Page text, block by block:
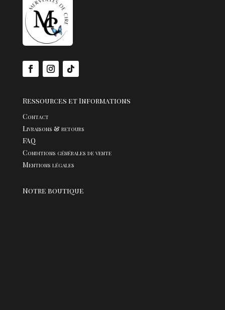
Fondants
Bijoux
Ressources et Informations
Contact
Livraisons & retours
FAQ
Conditions générales de vente
Mentions légales
Notre boutique